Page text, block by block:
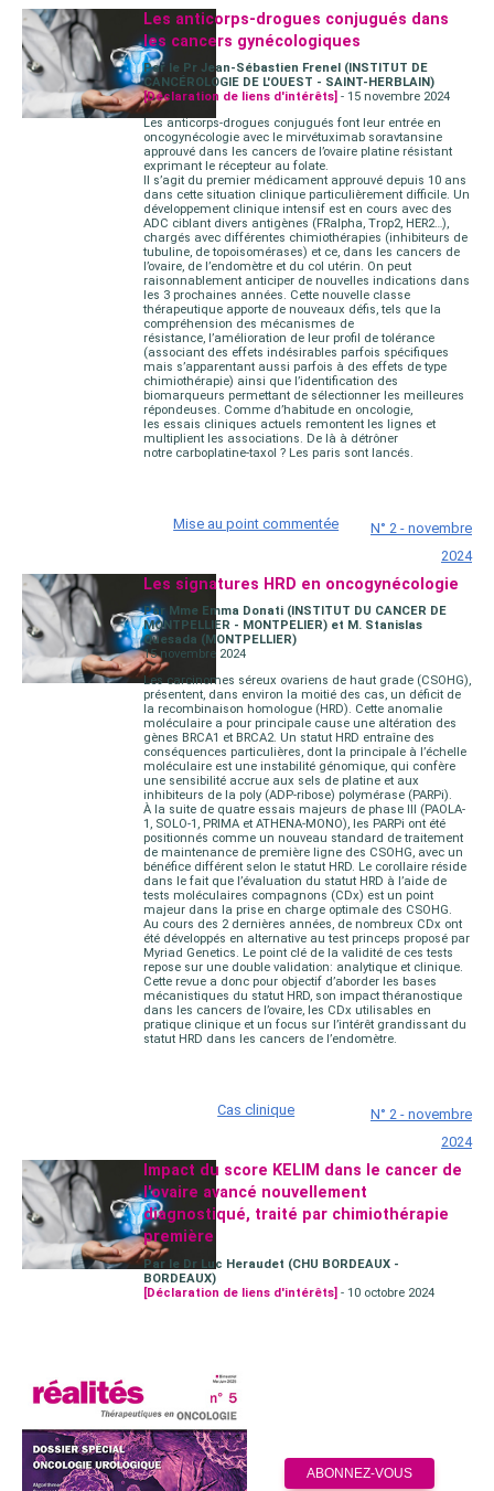
Les anticorps-drogues conjugués dans
les cancers gynécologiques
Par le Pr Jean-Sébastien Frenel (INSTITUT DE
CANCÉROLOGIE DE L'OUEST - SAINT-HERBLAIN)
[Déclaration de liens d'intérêts]- 15 novembre 2024
Les anticorps-drogues conjugués font leur entrée en
oncogynécologie avec le mirvétuximab soravtansine
approuvé dans les cancers de l’ovaire platine résistant
exprimant le récepteur au folate.
Il s’agit du premier médicament approuvé depuis 10 ans
dans cette situation clinique particulièrement difficile. Un
développement clinique intensif est en cours avec des
ADC ciblant divers antigènes (FRalpha, Trop2, HER2…),
chargés avec différentes chimiothérapies (inhibiteurs de
tubuline, de topoisomérases) et ce, dans les cancers de
l’ovaire, de l’endomètre et du col utérin. On peut
raisonnablement anticiper de nouvelles indications dans
les 3 prochaines années. Cette nouvelle classe
thérapeutique apporte de nouveaux défis, tels que la
compréhension des mécanismes de
résistance, l’amélioration de leur profil de tolérance
(associant des effets indésirables parfois spécifiques
mais s’apparentant aussi parfois à des effets de type
chimiothérapie) ainsi que l’identification des
biomarqueurs permettant de sélectionner les meilleures
répondeuses. Comme d’habitude en oncologie,
les essais cliniques actuels remontent les lignes et
multiplient les associations. De là à détrôner
notre carboplatine-taxol ? Les paris sont lancés.
Mise au point commentée
N° 2 - novembre
2024
Les signatures HRD en oncogynécologie
Par Mme Emma Donati (INSTITUT DU CANCER DE
MONTPELLIER - MONTPELIER) et M. Stanislas
Quesada (MONTPELLIER)
15 novembre 2024
Les carcinomes séreux ovariens de haut grade (CSOHG),
présentent, dans environ la moitié des cas, un déficit de
la recombinaison homologue (HRD). Cette anomalie
moléculaire a pour principale cause une altération des
gènes BRCA1 et BRCA2. Un statut HRD entraîne des
conséquences particulières, dont la principale à l’échelle
moléculaire est une instabilité génomique, qui confère
une sensibilité accrue aux sels de platine et aux
inhibiteurs de la poly (ADP-ribose) polymérase (PARPi).
À la suite de quatre essais majeurs de phase III (PAOLA-
1, SOLO-1, PRIMA et ATHENA-MONO), les PARPi ont été
positionnés comme un nouveau standard de traitement
de maintenance de première ligne des CSOHG, avec un
bénéfice différent selon le statut HRD. Le corollaire réside
dans le fait que l’évaluation du statut HRD à l’aide de
tests moléculaires compagnons (CDx) est un point
majeur dans la prise en charge optimale des CSOHG.
Au cours des 2 dernières années, de nombreux CDx ont
été développés en alternative au test princeps proposé par
Myriad Genetics. Le point clé de la validité de ces tests
repose sur une double validation: analytique et clinique.
Cette revue a donc pour objectif d’aborder les bases
mécanistiques du statut HRD, son impact théranostique
dans les cancers de l’ovaire, les CDx utilisables en
pratique clinique et un focus sur l’intérêt grandissant du
statut HRD dans les cancers de l’endomètre.
Cas clinique
N° 2 - novembre
2024
Impact du score KELIM dans le cancer de
l'ovaire avancé nouvellement
diagnostiqué, traité par chimiothérapie
première
Par le Dr Luc Heraudet (CHU BORDEAUX -
BORDEAUX)
[Déclaration de liens d'intérêts]- 10 octobre 2024
ABONNEZ-VOUS